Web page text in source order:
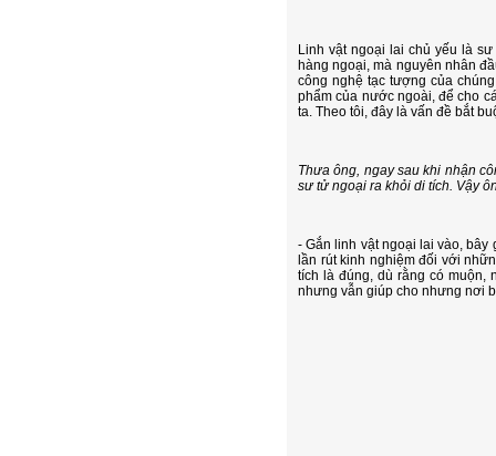
Linh vật ngoại lai chủ yếu là
hàng ngoại, mà nguyên nhân
công nghệ tạc tượng của
phẩm của nước ngoài, để cho
ta. Theo tôi, đây là vấn đề bắt
Thưa ông, ngay sau khi nhận
sư tử ngoại ra khỏi di tích. Vậy
- Gắn linh vật ngoại lai vào,
lần rút kinh nghiệm đối với
tích là đúng, dù rằng có muộn,
nhưng vẫn giúp cho nhưng nơi